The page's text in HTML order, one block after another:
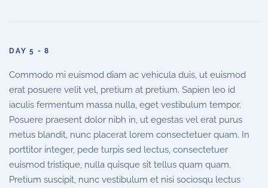
DAY 5 - 8
Commodo mi euismod diam ac vehicula duis, ut euismod
erat posuere velit vel, pretium at pretium. Sapien leo id
iaculis fermentum massa nulla, eget vestibulum tempor.
Posuere praesent dolor nibh in, ut egestas vel erat purus
metus blandit, nunc placerat lorem consectetuer quam. In
porttitor integer, pede turpis sed lectus, consectetuer
euismod tristique, nulla quisque sit tellus quam quam.
Pretium suscipit, nunc vestibulum et nisi sociosqu lectus